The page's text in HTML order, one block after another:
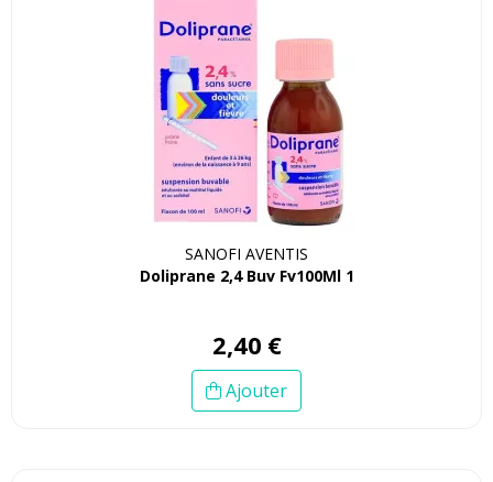
SANOFI AVENTIS
Doliprane 2,4 Buv Fv100Ml 1
2,40 €
Ajouter